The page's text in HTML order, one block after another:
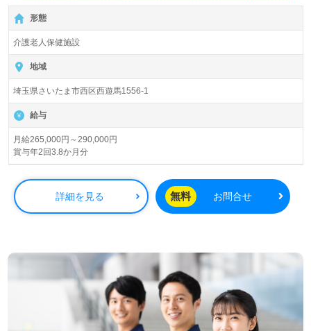
格者向け求人＊『指扇駅』徒歩8分。お車通勤可能です。
入所定員100名（従来型個室/多床室）『介護老人保健施設
高齢者ケアセンターゆらぎ』大宮擁立病院グループ/医療法
人財団新生会（本部：埼玉県さいたま市）様の運営です。
埼玉県を中心に病院、訪問看護ステーション、通所/訪問リ
ハビリテーション、ショートステイ、介護老人保健施設、
居宅介護支援事業を展開されています。
◎幅広い年代層の方が活躍中！『医療×ケア×リハビリテー
ション』でご利用者様の在宅復帰をサポートされる事業所
様！◎
看護助手や介護職経験のある方をお迎えします。介護老人
保健施設での勤務経験は問いません。多職種連携によるチ
ームケア、風通しの良い働きやすい職場づくり、年末年始/
い、資格/経験を活かしたい』『働きながらキャリアアップ
を実現したい』『転職で施設形態や環境を変えて働きた
い』等の方も大歓迎です。募集詳細等、担当コンサルタン
トよりご案内します。お問い合わせも遠慮なくお願いしま
形態
介護老人保健施設
地域
埼玉県さいたま市西区西遊馬1556-1
給与
月給265,000円～290,000円
賞与年2回3.8か月分
詳細を見る 無料 お問合せ